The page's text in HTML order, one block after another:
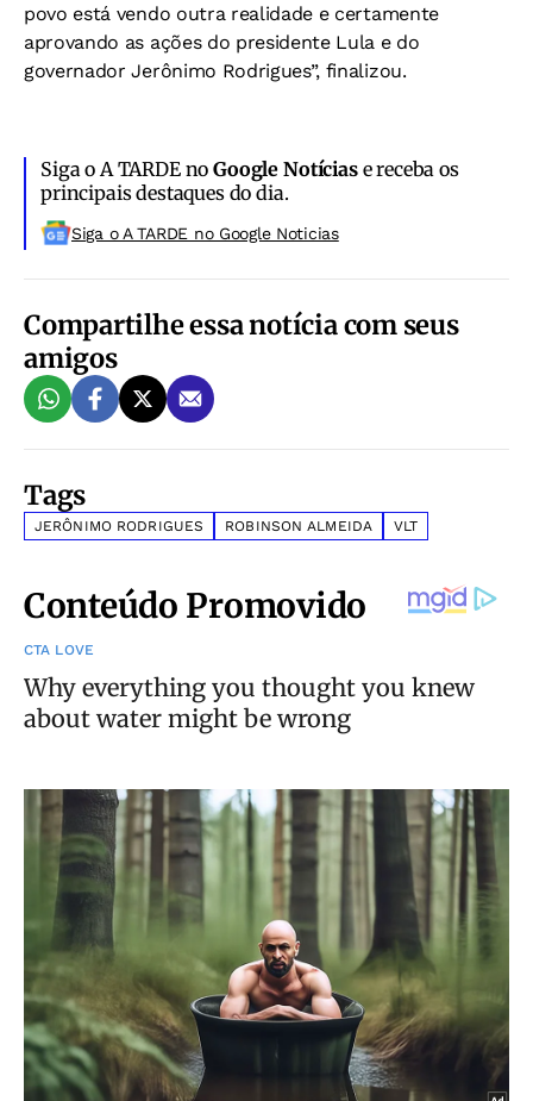
povo está vendo outra realidade e certamente
aprovando as ações do presidente Lula e do
governador Jerônimo Rodrigues”, finalizou.
Siga o A TARDE noGoogle Notíciase receba os
principais destaques do dia.
Siga o A TARDE no Google Noticias
Compartilhe essa notícia com seus
amigos
Tags
JERÔNIMO RODRIGUES ROBINSON ALMEIDA VLT